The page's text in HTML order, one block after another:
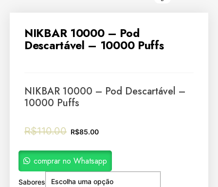
NIKBAR 10000 – Pod
Descartável – 10000 Puffs
NIKBAR 10000 – Pod Descartável –
10000 Puffs
R$110.00 R$85.00
comprar no Whatsapp
Sabores